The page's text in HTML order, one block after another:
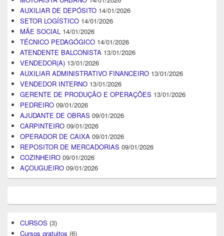
AUXILIAR DE DEPÓSITO 14/01/2026
SETOR LOGÍSTICO 14/01/2026
MÃE SOCIAL 14/01/2026
TÉCNICO PEDAGÓGICO 14/01/2026
ATENDENTE BALCONISTA 13/01/2026
VENDEDOR(A) 13/01/2026
AUXILIAR ADMINISTRATIVO FINANCEIRO 13/01/2026
VENDEDOR INTERNO 13/01/2026
GERENTE DE PRODUÇÃO E OPERAÇÕES 13/01/2026
PEDREIRO 09/01/2026
AJUDANTE DE OBRAS 09/01/2026
CARPINTEIRO 09/01/2026
OPERADOR DE CAIXA 09/01/2026
REPOSITOR DE MERCADORIAS 09/01/2026
COZINHEIRO 09/01/2026
AÇOUGUEIRO 09/01/2026
CURSOS (3)
Cursos gratuitos (6)